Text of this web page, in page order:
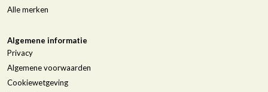
Alle merken
Algemene informatie
Privacy
Algemene voorwaarden
Cookiewetgeving